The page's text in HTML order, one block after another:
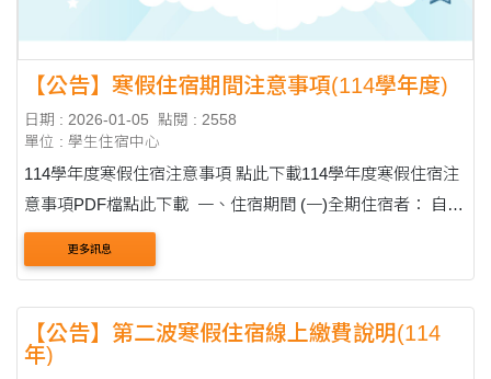
【公告】寒假住宿期間注意事項(114學年度)
日期 : 2026-01-05
點閱 : 2558
單位 : 學生住宿中心
114學年度寒假住宿注意事項 點此下載114學年度寒假住宿注
意事項PDF檔點此下載 一、住宿期間 (一)全期住宿者： 自
1/12(一)15:00至2/21(六)10:00(共6週)，2/21(六)10:00前完成
離舍驗收，驗收完成搬....
更多訊息
【公告】第二波寒假住宿線上繳費說明(114
年)